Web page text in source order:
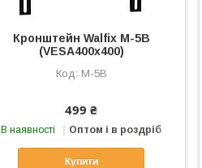
Кронштейн Walfix M-5B
(VESA400х400)
M-5B
499 ₴
В наявності Оптом і в роздріб
Купити